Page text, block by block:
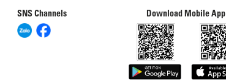
SNS Channels Download Mobile App